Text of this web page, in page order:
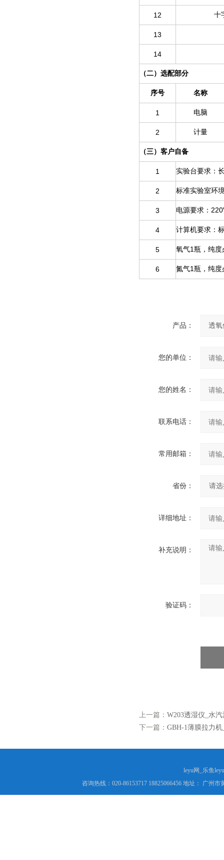
12 十
13
14
（二）选配部分
序号 名称
1 电脑
2 计量
（三）客户自备
1 实验台要求：
2 标准实验室环
3 电源要求：
4 计算机要求：
5 氧气1 瓶，纯度
6 氮气1 瓶，纯度
产品：
您的单位：
您的姓名：
联系电话：
常用邮箱：
省份：
详细地址：
补充说明：
验证码：
上一篇： W203透湿仪_水
下一篇： GBH-1薄膜拉力
leyu网_乐鱼
咨询热线：020-86153717 18825066456 地址： 广州